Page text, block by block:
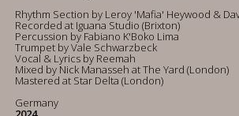
Rhythm Section by Leroy 'Mafia' Heywood &
Recorded at Iguana Studio (Brixton)
Percussion by Fabiano K'Boko Lima
Trumpet by Vale Schwarzbeck
Vocal & Lyrics by Reemah
Mixed by Nick Manasseh at The Yard (London)
Mastered at Star Delta (London)
Germany